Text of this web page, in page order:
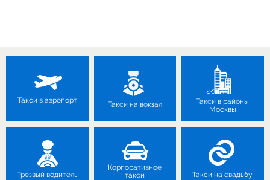
Такси в аэропорт
Такси на вокзал
Такси в районы
Москвы
Трезвый водитель
Корпоративное
такси
Такси на свадьбу